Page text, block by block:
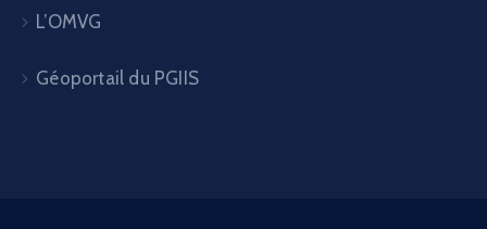
L’OMVG
Géoportail du PGIIS